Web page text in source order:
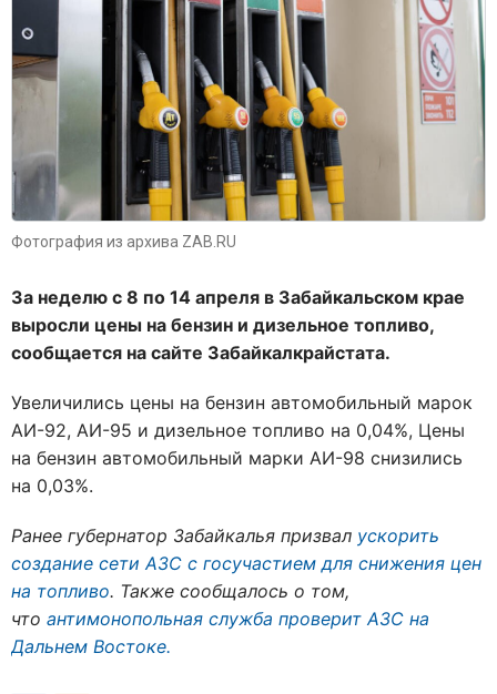
Фотография из архива ZAB.RU
За неделю с 8 по 14 апреля в Забайкальском крае
выросли цены на бензин и дизельное топливо,
сообщается на сайте Забайкалкрайстата.
Увеличились цены на бензин автомобильный марок
АИ-92, АИ-95 и дизельное топливо на 0,04%, Цены
на бензин автомобильный марки АИ-98 снизились
на 0,03%.
Ранее губернатор Забайкалья призвал ускорить
создание сети АЗС с госучастием для снижения цен
на топливо. Также сообщалось о том,
что антимонопольная служба проверит АЗС на
Дальнем Востоке.